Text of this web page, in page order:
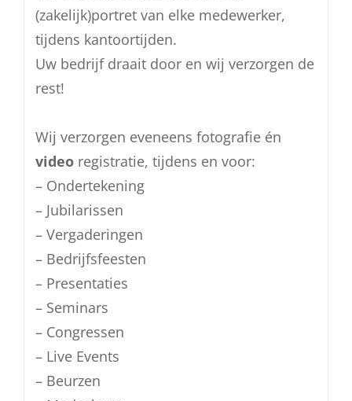
(zakelijk)portret van elke medewerker,
tijdens kantoortijden.
Uw bedrijf draait door en wij verzorgen de
rest!
Wij verzorgen eveneens fotografie én
video registratie, tijdens en voor:
– Ondertekening
– Jubilarissen
– Vergaderingen
– Bedrijfsfeesten
– Presentaties
– Seminars
– Congressen
– Live Events
– Beurzen